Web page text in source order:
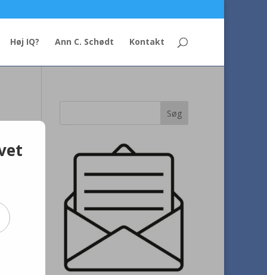
Høj IQ? Ann C. Schødt Kontakt